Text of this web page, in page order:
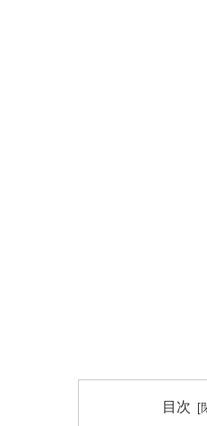
目次